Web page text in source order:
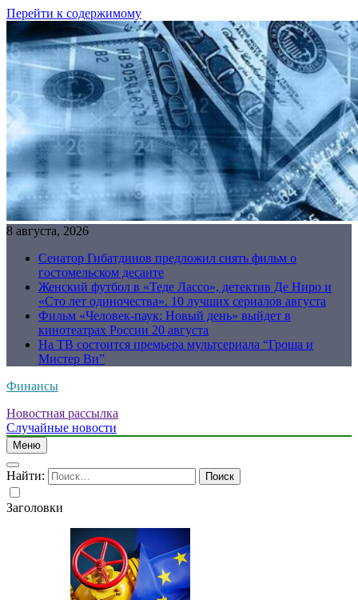
Перейти к содержимому
8 августа, 2026
Сенатор Гибатдинов предложил снять фильм о
гостомельском десанте
Женский футбол в «Теде Лассо», детектив Де Ниро и
«Сто лет одиночества». 10 лучших сериалов августа
Фильм «Человек-паук: Новый день» выйдет в
кинотеатрах России 20 августа
На ТВ состоится премьера мультсериала “Гроша и
Мистер Ви”
Финансы
Новостная рассылка
Случайные новости
Меню
Найти:
Заголовки